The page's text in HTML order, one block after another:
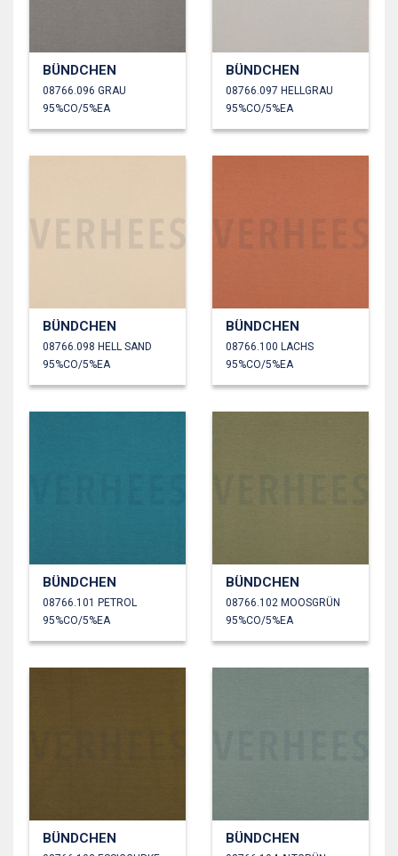
BÜNDCHEN
08766.096 GRAU
95%CO/5%EA
BÜNDCHEN
08766.097 HELLGRAU
95%CO/5%EA
BÜNDCHEN
08766.098 HELL SAND
95%CO/5%EA
BÜNDCHEN
08766.100 LACHS
95%CO/5%EA
BÜNDCHEN
08766.101 PETROL
95%CO/5%EA
BÜNDCHEN
08766.102 MOOSGRÜN
95%CO/5%EA
BÜNDCHEN BÜNDCHEN